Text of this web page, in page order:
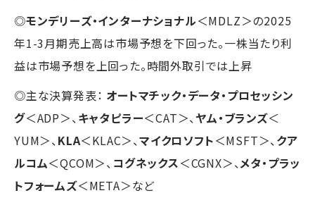
◎モンデリーズ・インターナショナル＜MDLZ＞の2025
年1-3月期売上高は市場予想を下回った。一株当たり利
益は市場予想を上回った。時間外取引では上昇
◎主な決算発表： オートマチック・データ・プロセッシン
グ＜ADP＞、キャタピラー＜CAT＞、ヤム・ブランズ＜
YUM＞、KLA＜KLAC＞、マイクロソフト＜MSFT＞、クア
ルコム＜QCOM＞、 コグネックス＜CGNX＞、メタ・プラッ
トフォームズ＜META＞など